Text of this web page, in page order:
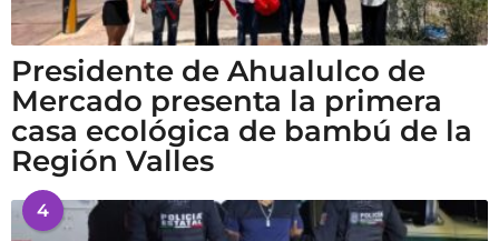
Presidente de Ahualulco de
Mercado presenta la primera
casa ecológica de bambú de la
Región Valles
4